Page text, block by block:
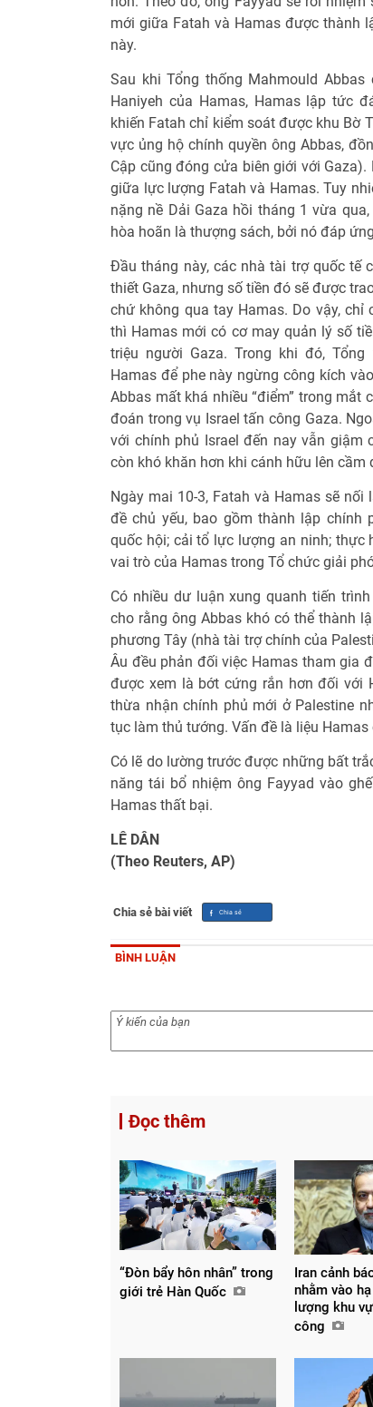
mới giữa Fatah và Hamas được thành
này.
Sau khi Tổng thống Mahmould
Haniyeh của Hamas, Hamas lập tức
khiến Fatah chỉ kiểm soát được khu Bờ
vực ủng hộ chính quyền ông Abbas,
Cập cũng đóng cửa biên giới với
giữa lực lượng Fatah và Hamas. Tuy
nặng nề Dải Gaza hồi tháng 1 vừa
hòa hoãn là thượng sách, bởi nó đáp
Đầu tháng này, các nhà tài trợ quốc tế
thiết Gaza, nhưng số tiền đó sẽ được
chứ không qua tay Hamas. Do vậy,
thì Hamas mới có cơ may quản lý số
triệu người Gaza. Trong khi đó,
Hamas để phe này ngừng công kích
Abbas mất khá nhiều “điểm” trong
đoán trong vụ Israel tấn công Gaza.
với chính phủ Israel đến nay vẫn
còn khó khăn hơn khi cánh hữu lên cầm
Ngày mai 10-3, Fatah và Hamas sẽ
đề chủ yếu, bao gồm thành lập
quốc hội; cải tổ lực lượng an ninh; thực
vai trò của Hamas trong Tổ chức giải
Có nhiều dư luận xung quanh tiến
cho rằng ông Abbas khó có thể thành
phương Tây (nhà tài trợ chính của
Âu đều phản đối việc Hamas tham gia
được xem là bớt cứng rắn hơn đối với
thừa nhận chính phủ mới ở Palestine
tục làm thủ tướng. Vấn đề là liệu
Có lẽ do lường trước được những bất
năng tái bổ nhiệm ông Fayyad vào
Hamas thất bại.
LÊ DÂN
(Theo Reuters, AP)
Chia sẻ bài viết
BÌNH LUẬN
Đọc thêm
“Đòn bẩy hôn nhân” trong
giới trẻ Hàn Quốc
Iran cảnh
nhằm vào
lượng khu
công